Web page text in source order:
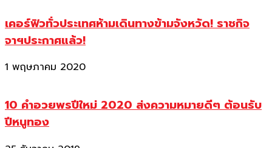
เคอร์ฟิวทั่วประเทศห้ามเดินทางข้ามจังหวัด! ราชกิจ
จาฯประกาศแล้ว!
1 พฤษภาคม 2020
10 คำอวยพรปีใหม่ 2020 ส่งความหมายดีๆ ต้อนรับ
ปีหนูทอง